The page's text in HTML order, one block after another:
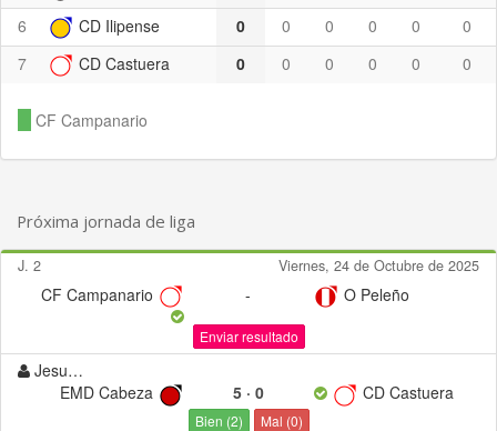
6
CD Ilipense 0 0 0 0 0
0
7
CD Castuera 0 0 0 0 0 0
CF Campanario
Próxima jornada de liga
J. 2 Viernes, 24 de Octubre de 2025
CF Campanario - O Peleño
Enviar resultado
Jesus1234
EMD Cabeza
5· 0 CD Castuera
Bien (2) Mal (0)